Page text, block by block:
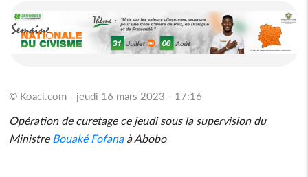
© Koaci.com - jeudi 16 mars 2023 - 17:16
Opération de curetage ce jeudi sous la supervision du
Ministre Bouaké Fofanaà Abobo